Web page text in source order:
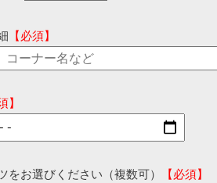
【必須】
】
をお選びください（複数可）
【必須】